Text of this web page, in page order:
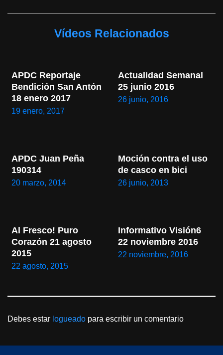
Vídeos Relacionados
APDC Reportaje
Bendición San Antón
18 enero 2017
19 enero, 2017
Actualidad Semanal
25 junio 2016
26 junio, 2016
APDC Juan Peña
190314
20 marzo, 2014
Moción contra el uso
de casco en bici
26 junio, 2013
Al Fresco! Puro
Corazón 21 agosto
2015
22 agosto, 2015
Informativo Visión6
22 noviembre 2016
22 noviembre, 2016
Debes estar logueado para escribir un comentario